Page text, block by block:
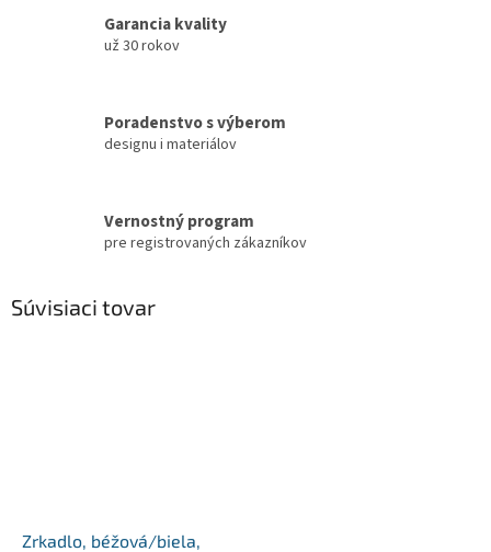
Garancia kvality
už 30 rokov
Poradenstvo s výberom
designu i materiálov
Vernostný program
pre registrovaných zákazníkov
Súvisiaci tovar
Zrkadlo, béžová/biela,